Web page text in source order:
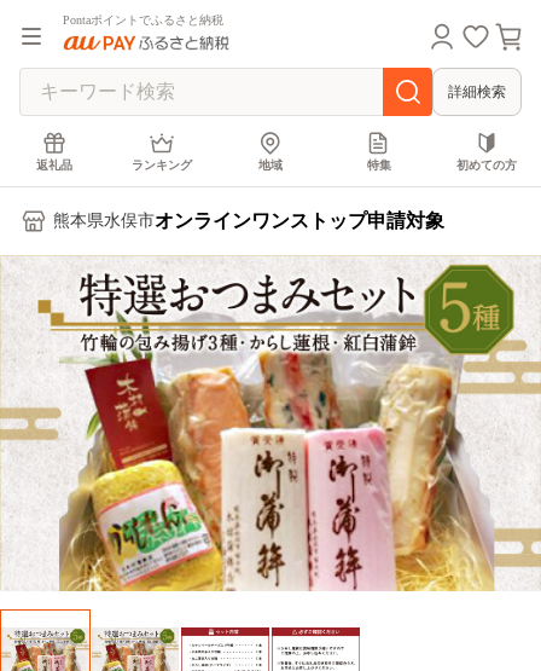
Pontaポイントでふるさと納税
詳細検索
返礼品 ランキング 地域 特集 初めての方
熊本県水俣市オンラインワンストップ申請対象